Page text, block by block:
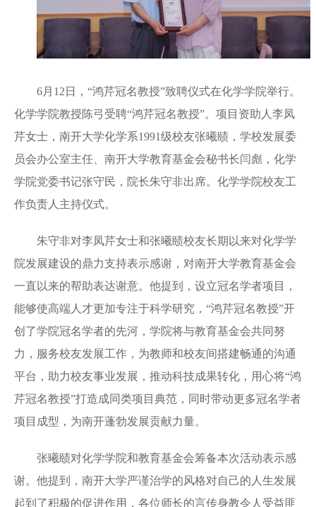
6月12日，“鸿芹冠名教授”致聘仪式在化学学院举行。
化学学院教授陈弓受聘“鸿芹冠名教授”。项目资助人李凤
芹女士，南开大学化学系1991级校友张曦赜，学校发展委
员会办公室主任、南开大学教育基金会秘书长闫彪，化学
学院党委书记张守民，院长朱守非出席。化学学院校友工
作负责人主持仪式。
朱守非对李凤芹女士和张曦赜校友长期以来对化学学
院发展建设的鼎力支持表示感谢，对南开大学教育基金会
一直以来的帮助表达谢意。他提到，设立冠名学者项目，
能够使高端人才更加专注于科学研究，“鸿芹冠名教授”开
创了学院冠名学者的先河，学院将与教育基金会共同努
力，服务校友发展工作，为教师和校友间搭建畅通的沟通
平台，助力校友事业发展，推动科技成果转化，用心将“鸿
芹冠名教授”打造成同类项目典范，同时带动更多冠名学者
项目成型，为南开蓬勃发展贡献力量。
张曦赜对化学学院和教育基金会筹备本次活动表示感
谢。他提到，南开大学严谨治学的风格对自己的人生发展
起到了积极的促进作用，各位师长的言传身教令人受益匪